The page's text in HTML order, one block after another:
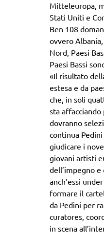
Mitteleuropa,
Stati Uniti e
Ben 108
ovvero
Nord, Paesi
Paesi Bassi
«Il risultato
estesa e da
che, in soli
sta
dovranno
continua
giudicare i
giovani artisti
dell’impegno
anch’essi
formare il
da Pedini per
curatores,
in scena